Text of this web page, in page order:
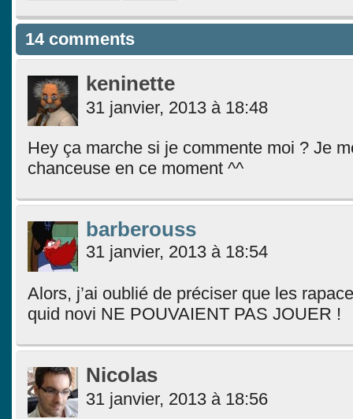
14 comments
keninette
31 janvier, 2013 à 18:48
Hey ça marche si je commente moi ? Je
chanceuse en ce moment ^^
barberouss
31 janvier, 2013 à 18:54
Alors, j’ai oublié de préciser que les
quid novi NE POUVAIENT PAS JOUER !
Nicolas
31 janvier, 2013 à 18:56